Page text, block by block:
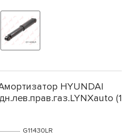
HYUNDAI
(1
G11430LR